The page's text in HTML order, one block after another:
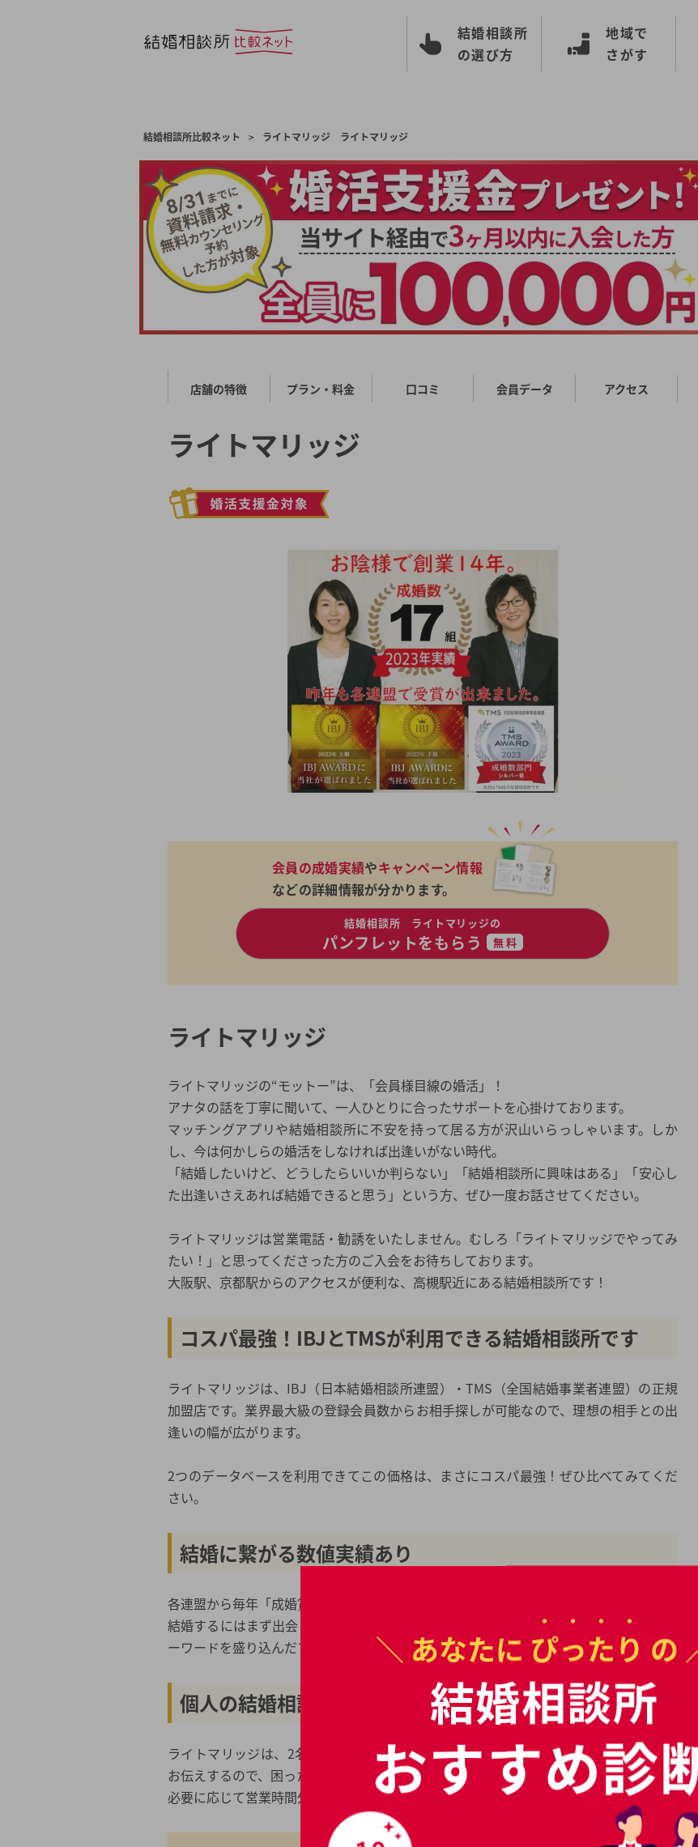
結婚相談所
の選び方
地域で
さがす
結婚相談所比較ネット > ライトマリッジ ライトマリッジ
店舗の特徴 プラン・料金 口コミ 会員データ アクセス
ライトマリッジ
会員の成婚実績やキャンペーン情報
などの詳細情報が分かります。
結婚相談所 ライトマリッジの
パンフレットをもらう 無料
ライトマリッジ
ライトマリッジの“モットー”は、「会員様目線の婚活」！
アナタの話を丁寧に聞いて、一人ひとりに合ったサポートを心掛けております。
マッチングアプリや結婚相談所に不安を持って居る方が沢山いらっしゃいます。しか
し、今は何かしらの婚活をしなければ出逢いがない時代。
「結婚したいけど、どうしたらいいか判らない」「結婚相談所に興味はある」「安心し
た出逢いさえあれば結婚できると思う」という方、ぜひ一度お話させてください。
ライトマリッジは営業電話・勧誘をいたしません。むしろ「ライトマリッジでやってみ
たい！」と思ってくださった方のご入会をお待ちしております。
大阪駅、京都駅からのアクセスが便利な、高槻駅近にある結婚相談所です！
コスパ最強！IBJとTMSが利用できる結婚相談所です
ライトマリッジは、IBJ（日本結婚相談所連盟）・TMS（全国結婚事業者連盟）の正規
加盟店です。業界最大級の登録会員数からお相手探しが可能なので、理想の相手との出
逢いの幅が広がります。
2つのデータベースを利用できてこの価格は、まさにコスパ最強！ぜひ比べてみてくだ
さい。
結婚に繋がる数値実績あり
各連盟から毎年「成婚賞」を受賞している、実績のある結婚相談所です。
結婚するにはまず出会い（お見合い）が大切！トレンドを意識した、異性に好まれるキ
ーワードを盛り込んだプロフィールを作ります。
個人の結婚相談所なのでスタッフとの距離が近い
ライトマリッジは、2名の仲人で会員様をサポートします。専任スタッフの携帯番号を
お伝えするので、困ったときやお悩みごとはいつでもご連絡ください。
必要に応じて営業時間外も対応しています。
＼ あなたに ぴったり の
結婚相談所
おすすめ診